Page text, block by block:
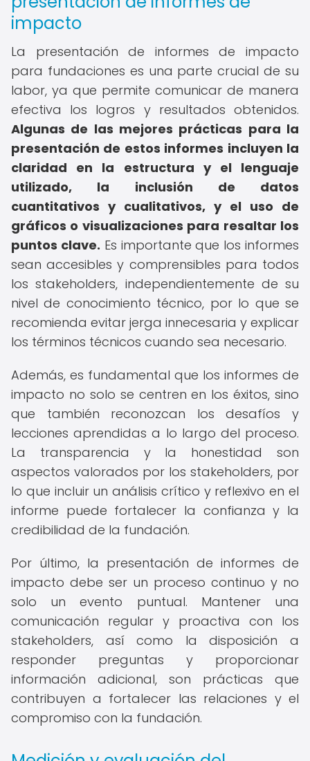
impacto
La presentación de informes de impacto
para fundaciones es una parte crucial de su
labor, ya que permite comunicar de manera
efectiva los logros y resultados obtenidos.
Algunas de las mejores prácticas para la
presentación de estos informes incluyen la
claridad en la estructura y el lenguaje
utilizado, la inclusión de datos
cuantitativos y cualitativos, y el uso de
gráficos o visualizaciones para resaltar los
puntos clave. Es importante que los informes
sean accesibles y comprensibles para todos
los stakeholders, independientemente de su
nivel de conocimiento técnico, por lo que se
recomienda evitar jerga innecesaria y explicar
los términos técnicos cuando sea necesario.
Además, es fundamental que los informes de
impacto no solo se centren en los éxitos, sino
que también reconozcan los desafíos y
lecciones aprendidas a lo largo del proceso.
La transparencia y la honestidad son
aspectos valorados por los stakeholders, por
lo que incluir un análisis crítico y reflexivo en el
informe puede fortalecer la confianza y la
credibilidad de la fundación.
Por último, la presentación de informes de
impacto debe ser un proceso continuo y no
solo un evento puntual. Mantener una
comunicación regular y proactiva con los
stakeholders, así como la disposición a
responder preguntas y proporcionar
información adicional, son prácticas que
contribuyen a fortalecer las relaciones y el
compromiso con la fundación.